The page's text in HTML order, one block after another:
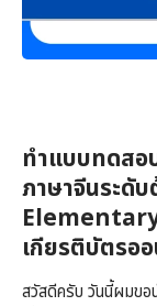
ทำแบบทดสอ
ภาษาจีนระดั
เกียรติบัตรอ
สวัสดีครับ วันนี้ผมขอ